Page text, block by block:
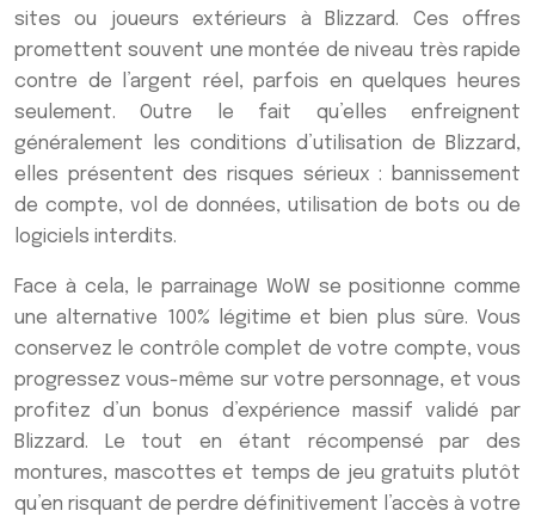
sites ou joueurs extérieurs à Blizzard. Ces offres
promettent souvent une montée de niveau très rapide
contre de l’argent réel, parfois en quelques heures
seulement. Outre le fait qu’elles enfreignent
généralement les conditions d’utilisation de Blizzard,
elles présentent des risques sérieux : bannissement
de compte, vol de données, utilisation de bots ou de
logiciels interdits.
Face à cela, le parrainage WoW se positionne comme
une alternative 100% légitime et bien plus sûre. Vous
conservez le contrôle complet de votre compte, vous
progressez vous-même sur votre personnage, et vous
profitez d’un bonus d’expérience massif validé par
Blizzard. Le tout en étant récompensé par des
montures, mascottes et temps de jeu gratuits plutôt
qu’en risquant de perdre définitivement l’accès à votre